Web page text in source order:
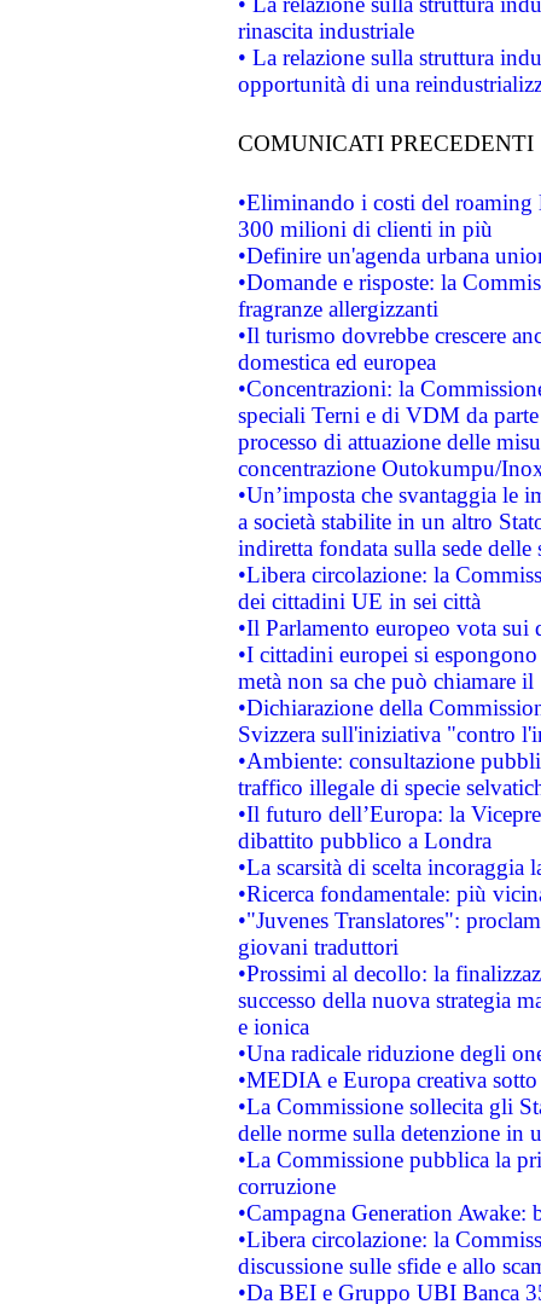
rinascita industriale
• La relazione sulla struttura
opportunità di una
COMUNICATI PRECEDENTI
•Eliminando i costi del roaming
300 milioni di clienti in più
•Definire un'agenda urbana
•Domande e risposte: la
fragranze allergizzanti
•Il turismo dovrebbe crescere
domestica ed europea
•Concentrazioni: la
speciali Terni e di VDM da
processo di attuazione delle
concentrazione Outokumpu/
•Un’imposta che svantaggia le
a società stabilite in un altro
indiretta fondata sulla sede delle
•Libera circolazione: la
dei cittadini UE in sei città
•Il Parlamento europeo vota sui
•I cittadini europei si
metà non sa che può chiamare
•Dichiarazione della
Svizzera sull'iniziativa "contro
•Ambiente: consultazione
traffico illegale di specie
•Il futuro dell’Europa: la
dibattito pubblico a Londra
•La scarsità di scelta
•Ricerca fondamentale: più
•"Juvenes Translatores":
giovani traduttori
•Prossimi al decollo: la
successo della nuova strategia
e ionica
•Una radicale riduzione degli
•MEDIA e Europa creativa
•La Commissione sollecita gli
delle norme sulla detenzione in
•La Commissione pubblica la
corruzione
•Campagna Generation
•Libera circolazione: la
discussione sulle sfide e allo
•Da BEI e Gruppo UBI Banca